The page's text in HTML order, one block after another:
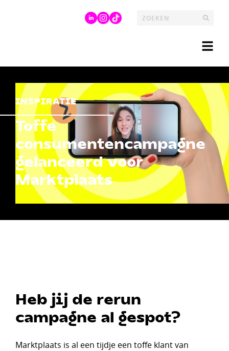
INSPIRATIE
Toffe
consumentencampagne
gelanceerd voor
Marktplaats
Heb jij de rerun
campagne al gespot?
Marktplaats is al een tijdje een toffe klant van